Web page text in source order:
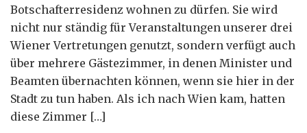
Botschafterresidenz wohnen zu dürfen. Sie wird
nicht nur ständig für Veranstaltungen unserer drei
Wiener Vertretungen genutzt, sondern verfügt auch
über mehrere Gästezimmer, in denen Minister und
Beamten übernachten können, wenn sie hier in der
Stadt zu tun haben. Als ich nach Wien kam, hatten
diese Zimmer […]